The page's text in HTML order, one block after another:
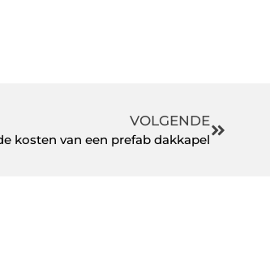
VOLGENDE
kosten van een prefab dakkapel